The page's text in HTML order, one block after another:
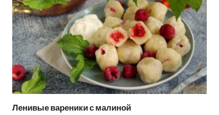
Ленивые вареники с малиной